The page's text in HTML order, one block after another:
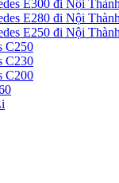
E300 đi Nội
E280 đi Nội
E250 đi Nội
C250
C230
C200